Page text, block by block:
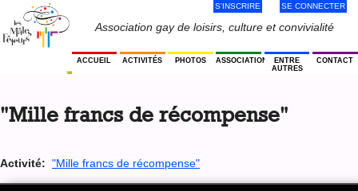
navigation
Association gay de loisirs, culture et convivialité
Menu
Utilisateur
S'INSCRIRE SE CONNECTER
ACCUEIL ACTIVITÉS PHOTOS ASSOCIATION
ENTRE
AUTRES
CONTACT
top
"Mille francs de récompense"
Activité: "Mille francs de récompense"